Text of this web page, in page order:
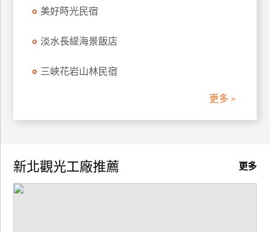
作
美好時光民宿
淡水長緹海景飯店
三峽花岩山林民宿
更多 »
更多
新北觀光工廠推薦